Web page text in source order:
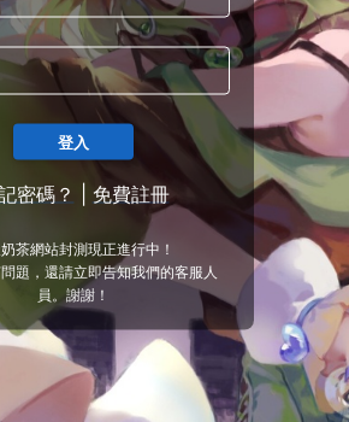
登入
密碼？ 免費註冊
茶網站封測現正進行中！
題，還請立即告知我們的客服人
員。謝謝！